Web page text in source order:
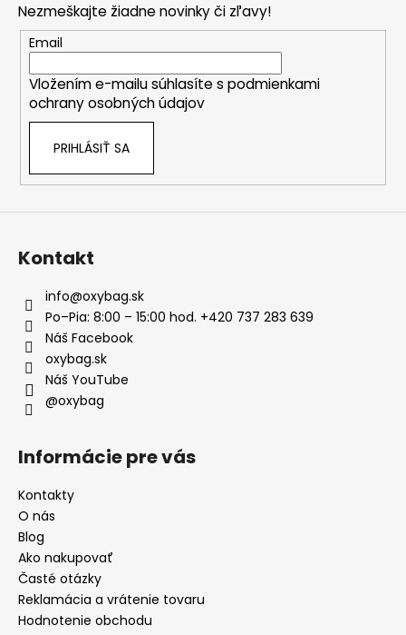
Nezmeškajte žiadne novinky či zľavy!
Email
Vložením e-mailu súhlasíte s podmienkami
ochrany osobných údajov
PRIHLÁSIŤ SA
Kontakt
info@oxybag.sk
Po–Pia: 8:00 – 15:00 hod. +420 737 283 639
Náš Facebook
oxybag.sk
Náš YouTube
@oxybag
Informácie pre vás
Kontakty
O nás
Blog
Ako nakupovať
Časté otázky
Reklamácia a vrátenie tovaru
Hodnotenie obchodu